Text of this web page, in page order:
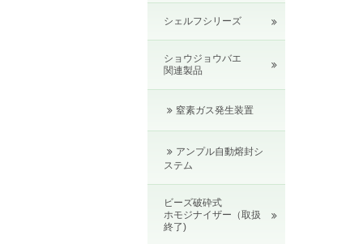
シェルフシリーズ
ショウジョウバエ
関連製品
窒素ガス発生装置
アンプル自動熔封シ
ステム
ビーズ破砕式
ホモジナイザー（取扱
終了)